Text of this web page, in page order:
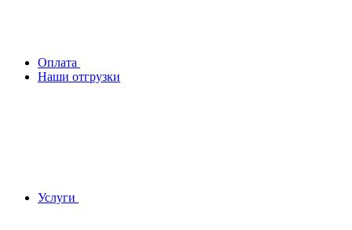
Оплата
Наши отгрузки
Услуги